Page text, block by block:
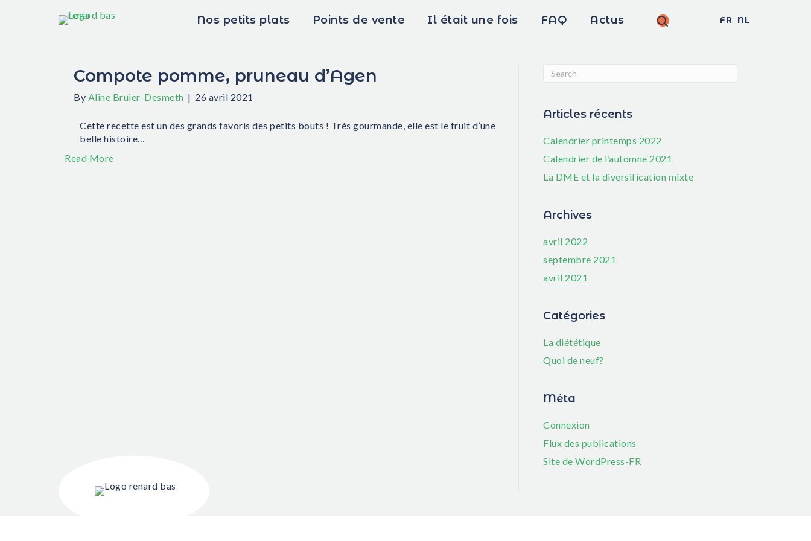
Nos petits plats Points de vente Il était une fois FAQ Actus FR NL
Compote pomme, pruneau d’Agen
By Aline Bruier-Desmeth | 26 avril 2021
Cette recette est un des grands favoris des petits bouts ! Très gourmande, elle est le fruit d’une
belle histoire…
Read More
Articles récents
Calendrier printemps 2022
Calendrier de l’automne 2021
La DME et la diversification mixte
Archives
avril 2022
septembre 2021
avril 2021
Catégories
La diététique
Quoi de neuf?
Méta
Connexion
Flux des publications
Site de WordPress-FR